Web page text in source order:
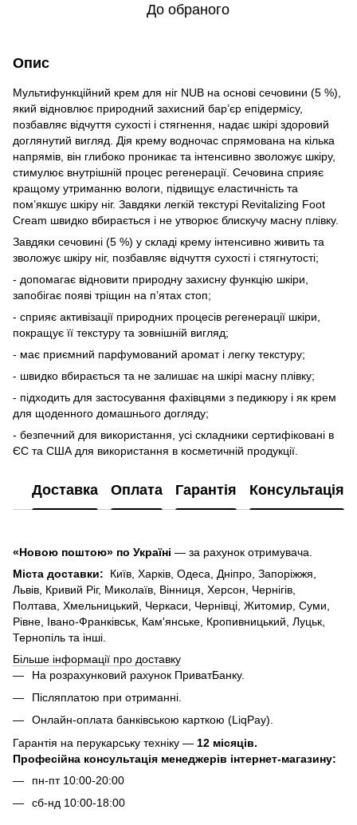
До обраного
Опис
Мультифункційний крем для ніг NUB на основі сечовини (5 %),
який відновлює природний захисний бар’єр епідермісу,
позбавляє відчуття сухості і стягнення, надає шкірі здоровий
доглянутий вигляд. Дія крему водночас спрямована на кілька
напрямів, він глибоко проникає та інтенсивно зволожує шкіру,
стимулює внутрішній процес регенерації. Сечовина сприяє
кращому утриманню вологи, підвищує еластичність та
пом’якшує шкіру ніг. Завдяки легкій текстурі Revitalizing Foot
Cream швидко вбирається і не утворює блискучу масну плівку.
Завдяки сечовині (5 %) у складі крему інтенсивно живить та
зволожує шкіру ніг, позбавляє відчуття сухості і стягнутості;
- допомагає відновити природну захисну функцію шкіри,
запобігає появі тріщин на п’ятах стоп;
- сприяє активізації природних процесів регенерації шкіри,
покращує її текстуру та зовнішній вигляд;
- має приємний парфумований аромат і легку текстуру;
- швидко вбирається та не залишає на шкірі масну плівку;
- підходить для застосування фахівцями з педикюру і як крем
для щоденного домашнього догляду;
- безпечний для використання, усі складники сертифіковані в
ЄС та США для використання в косметичній продукції.
Доставка Оплата Гарантія Консультація
«Новою поштою» по Україні — за рахунок отримувача.
Міста доставки: Київ, Харків, Одеса, Дніпро, Запоріжжя,
Львів, Кривий Ріг, Миколаїв, Вінниця, Херсон, Чернігів,
Полтава, Хмельницький, Черкаси, Чернівці, Житомир, Суми,
Рівне, Івано-Франківськ, Кам'янське, Кропивницький, Луцьк,
Тернопіль та інші.
Більше інформації про доставку
На розрахунковий рахунок ПриватБанку.
Післяплатою при отриманні.
Онлайн-оплата банківською карткою (LiqPay).
Гарантія на перукарську техніку — 12 місяців.
Професійна консультація менеджерів інтернет-магазину:
пн-пт 10:00-20:00
сб-нд 10:00-18:00